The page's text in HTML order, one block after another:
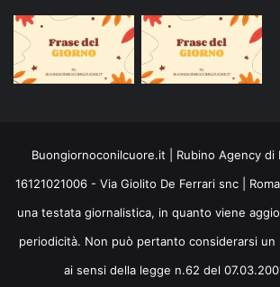
Buongiornoconilcuore.it | Rubino Agency di
16121021006 - Via Giolito De Ferrari snc |
una testata giornalistica, in quanto viene
periodicità. Non può pertanto considerarsi
ai sensi della legge n.62 del